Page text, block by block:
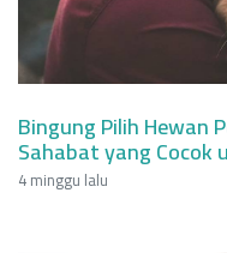
Bingung Pilih Hewan
Sahabat yang Cocok
4 minggu lalu